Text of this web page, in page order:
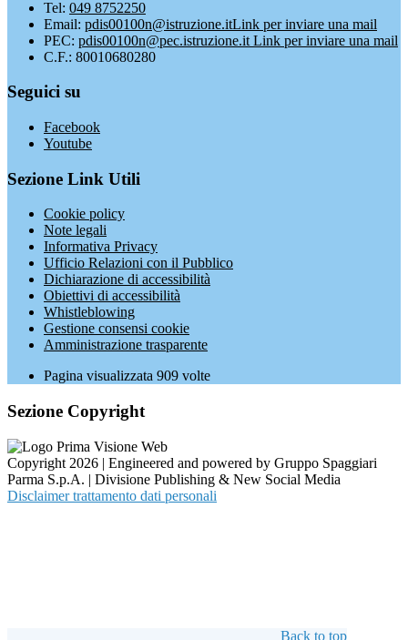
Tel: 049 8752250
Email: pdis00100n@istruzione.itLink per inviare una mail
PEC: pdis00100n@pec.istruzione.it Link per inviare una mail
C.F.: 80010680280
Seguici su
Facebook
Youtube
Sezione Link Utili
Cookie policy
Note legali
Informativa Privacy
Ufficio Relazioni con il Pubblico
Dichiarazione di accessibilità
Obiettivi di accessibilità
Whistleblowing
Gestione consensi cookie
Amministrazione trasparente
Pagina visualizzata 909 volte
Sezione Copyright
Copyright 2026 | Engineered and powered by Gruppo Spaggiari
Parma S.p.A. | Divisione Publishing & New Social Media
Disclaimer trattamento dati personali
Back to top